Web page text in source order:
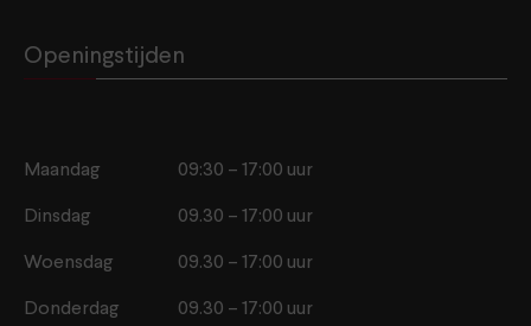
Openingstijden
Maandag 09:30 – 17:00 uur
Dinsdag 09.30 – 17:00 uur
Woensdag 09.30 – 17:00 uur
Donderdag 09.30 – 17:00 uur